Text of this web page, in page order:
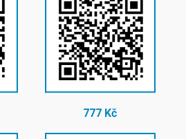
777 Kč